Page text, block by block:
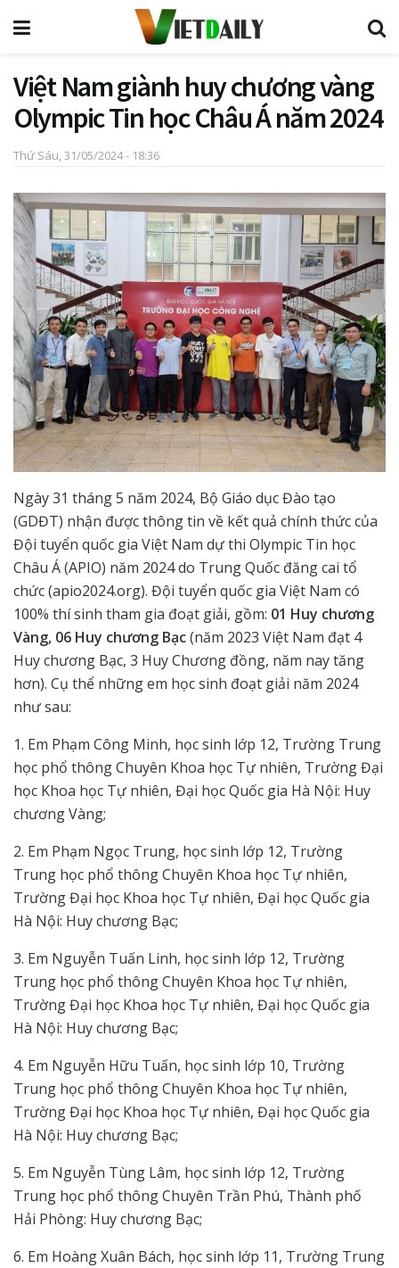
Việt Nam giành huy chương vàng
Olympic Tin học Châu Á năm 2024
Thứ Sáu, 31/05/2024 - 18:36
Ngày 31 tháng 5 năm 2024, Bộ Giáo dục Đào tạo
(GDĐT) nhận được thông tin về kết quả chính thức của
Đội tuyển quốc gia Việt Nam dự thi Olympic Tin học
Châu Á (APIO) năm 2024 do Trung Quốc đăng cai tổ
chức (apio2024.org). Đội tuyển quốc gia Việt Nam có
100% thí sinh tham gia đoạt giải, gồm: 01 Huy chương
Vàng, 06 Huy chương Bạc(năm 2023 Việt Nam đạt 4
Huy chương Bạc, 3 Huy Chương đồng, năm nay tăng
hơn). Cụ thể những em học sinh đoạt giải năm 2024
như sau:
1. Em Phạm Công Minh, học sinh lớp 12, Trường Trung
học phổ thông Chuyên Khoa học Tự nhiên, Trường Đại
học Khoa học Tự nhiên, Đại học Quốc gia Hà Nội: Huy
chương Vàng;
2. Em Phạm Ngọc Trung, học sinh lớp 12, Trường
Trung học phổ thông Chuyên Khoa học Tự nhiên,
Trường Đại học Khoa học Tự nhiên, Đại học Quốc gia
Hà Nội: Huy chương Bạc;
3. Em Nguyễn Tuấn Linh, học sinh lớp 12, Trường
Trung học phổ thông Chuyên Khoa học Tự nhiên,
Trường Đại học Khoa học Tự nhiên, Đại học Quốc gia
Hà Nội: Huy chương Bạc;
4. Em Nguyễn Hữu Tuấn, học sinh lớp 10, Trường
Trung học phổ thông Chuyên Khoa học Tự nhiên,
Trường Đại học Khoa học Tự nhiên, Đại học Quốc gia
Hà Nội: Huy chương Bạc;
5. Em Nguyễn Tùng Lâm, học sinh lớp 12, Trường
Trung học phổ thông Chuyên Trần Phú, Thành phố
Hải Phòng: Huy chương Bạc;
6. Em Hoàng Xuân Bách, học sinh lớp 11, Trường Trung